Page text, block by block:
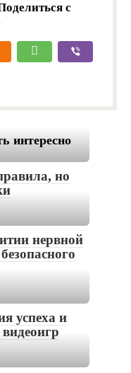
с
интересно
но
нервной
успеха и